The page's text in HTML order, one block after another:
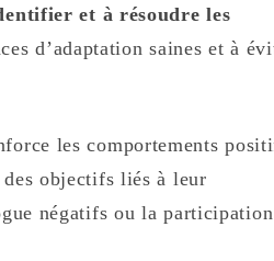
et à résoudre les
d’adaptation saines et à
les comportements
objectifs liés à leur
négatifs ou la